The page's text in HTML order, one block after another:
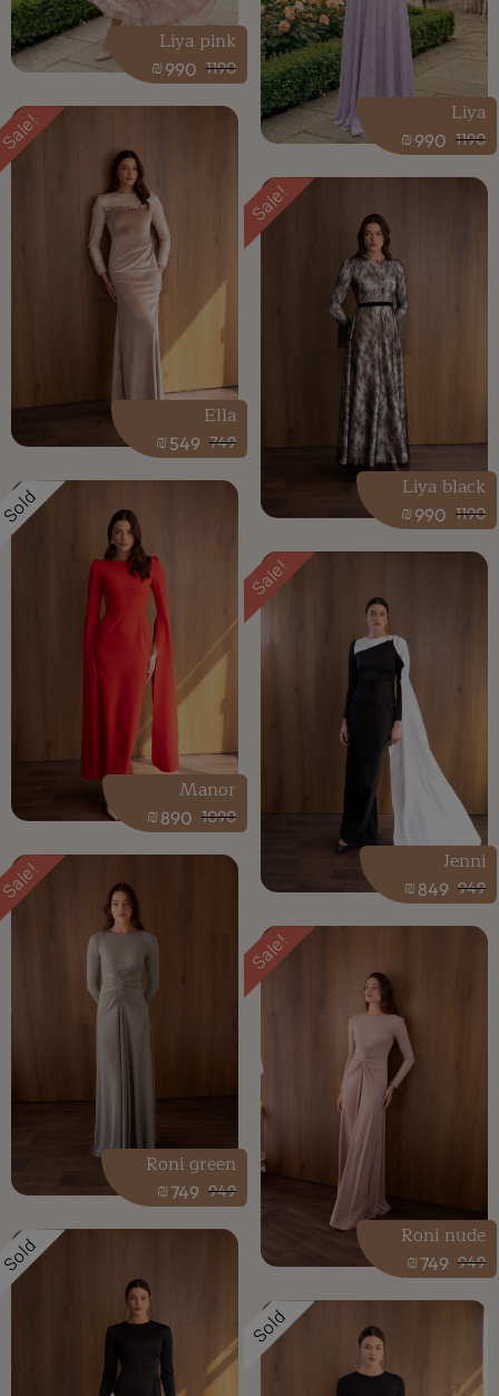
1190
990
₪
Liya
1190
990
₪
Liya pink
Sale!
1190
990
₪
Liya black
749
549
₪
Ella
Sale!
949
849
₪
Jenni
Sold
1090
890
₪
Manor
Sale!
949
749
₪
Roni nude
949
749
₪
Roni green
Sold
Sold